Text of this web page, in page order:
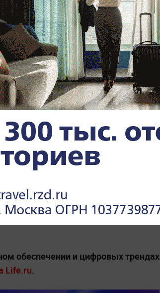
начало
с Apple по
«Макса» в
Store
в 2027 году Apple подготовит
эстетикой. А
разрабатывает
осенью дебютирует первый
прежней командой, и резких
приходится. Напомним, что
а его место займёт Джон
обеспечении и цифровых трендах
Life.ru.